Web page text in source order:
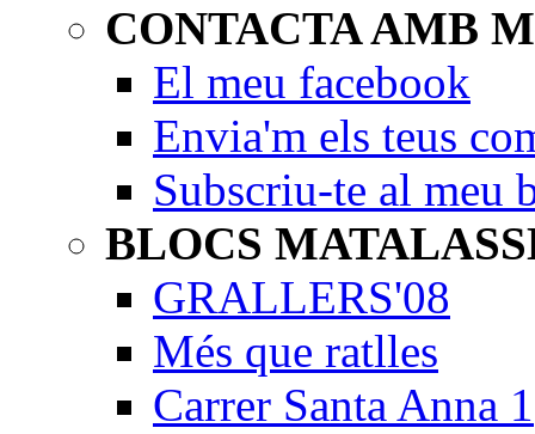
CONTACTA AMB
El meu facebook
Envia'm els teus
Subscriu-te al meu
BLOCS
GRALLERS'08
Més que ratlles
Carrer Santa Anna 1